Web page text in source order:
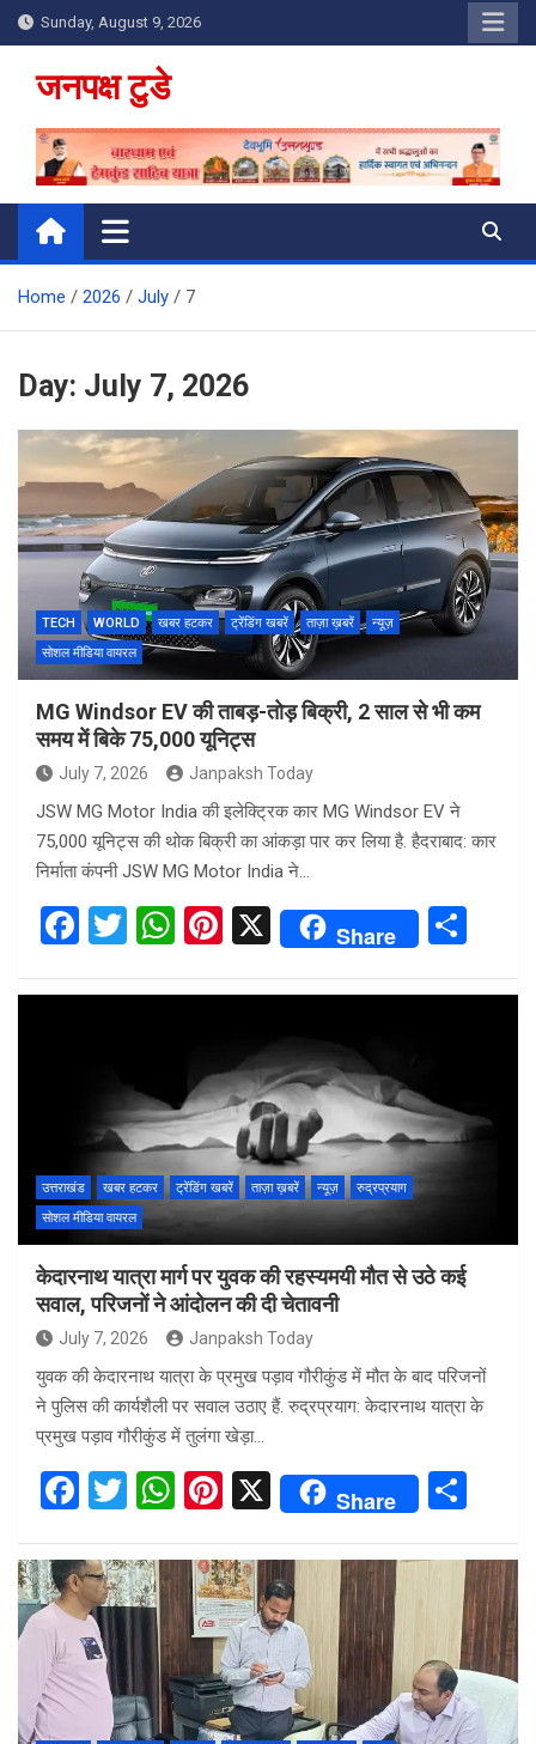
Skip
to
content
Sunday, August 9, 2026
जनपक्ष टुडे
Home 2026 July 7
Day: July 7, 2026
TECH WORLD खबर हटकर ट्रेंडिंग खबरें ताज़ा ख़बरें
न्यूज़
सोशल मीडिया वायरल
MG Windsor EV की ताबड़-तोड़ बिक्री, 2 साल से भी कम
समय में बिके 75,000 यूनिट्स
July 7, 2026 Janpaksh Today
JSW MG Motor India की इलेक्ट्रिक कार MG Windsor EV ने
75,000 यूनिट्स की थोक बिक्री का आंकड़ा पार कर लिया है. हैदराबाद: कार
निर्माता कंपनी JSW MG Motor India ने…
F
ce
o
k
T
tt
W
at
A
p
p
Pi
er
es
t
X Share
ar
उत्तराखंड खबर हटकर ट्रेंडिंग खबरें ताज़ा ख़बरें न्यूज़
रुद्रप्रयाग
सोशल मीडिया वायरल
केदारनाथ यात्रा मार्ग पर युवक की रहस्यमयी मौत से उठे कई
सवाल, परिजनों ने आंदोलन की दी चेतावनी
July 7, 2026 Janpaksh Today
युवक की केदारनाथ यात्रा के प्रमुख पड़ाव गौरीकुंड में मौत के बाद परिजनों
ने पुलिस की कार्यशैली पर सवाल उठाए हैं. रुद्रप्रयाग: केदारनाथ यात्रा के
प्रमुख पड़ाव गौरीकुंड में तुलंगा खेड़ा…
F
ce
b
o
o
T
tt
er
W
at
s
A
p
p
Pi
er
es
t
X Share
ar
e